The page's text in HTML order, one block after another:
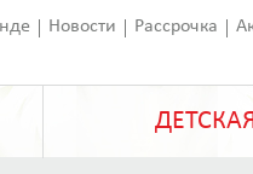
Новости Рассрочка